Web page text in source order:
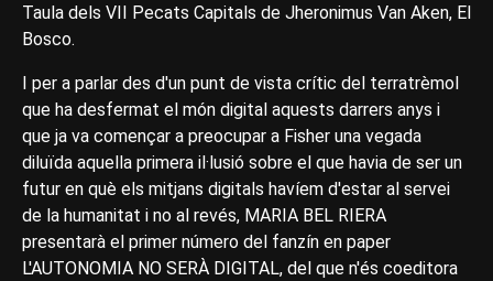
Taula dels VII Pecats Capitals de Jheronimus Van Aken, El
Bosco.
I per a parlar des d'un punt de vista crític del terratrèmol
que ha desfermat el món digital aquests darrers anys i
que ja va començar a preocupar a Fisher una vegada
diluïda aquella primera il·lusió sobre el que havia de ser un
futur en què els mitjans digitals havíem d'estar al servei
de la humanitat i no al revés, MARIA BEL RIERA
presentarà el primer número del fanzín en paper
L'AUTONOMIA NO SERÀ DIGITAL, del que n'és coeditora